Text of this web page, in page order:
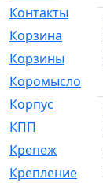
Контакты
Корзина
Корзины
Коромысло
Корпус
КПП
Крепеж
Крепление